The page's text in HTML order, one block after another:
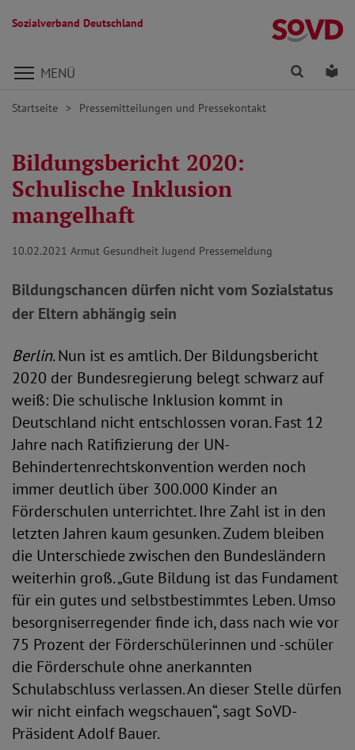
Sozialverband Deutschland
Direkt zu den Inhalten springen
MENÜ Finden
Startseite Pressemitteilungen und Pressekontakt
Bildungsbericht 2020:
Schulische Inklusion
mangelhaft
10.02.2021 Armut Gesundheit Jugend Pressemeldung
Bildungschancen dürfen nicht vom Sozialstatus
der Eltern abhängig sein
Berlin. Nun ist es amtlich. Der Bildungsbericht
2020 der Bundesregierung belegt schwarz auf
weiß: Die schulische Inklusion kommt in
Deutschland nicht entschlossen voran. Fast 12
Jahre nach Ratifizierung der UN-
Behindertenrechtskonvention werden noch
immer deutlich über 300.000 Kinder an
Förderschulen unterrichtet. Ihre Zahl ist in den
letzten Jahren kaum gesunken. Zudem bleiben
die Unterschiede zwischen den Bundesländern
weiterhin groß. „Gute Bildung ist das Fundament
für ein gutes und selbstbestimmtes Leben. Umso
besorgniserregender finde ich, dass nach wie vor
75 Prozent der Förderschülerinnen und -schüler
die Förderschule ohne anerkannten
Schulabschluss verlassen. An dieser Stelle dürfen
wir nicht einfach wegschauen“, sagt SoVD-
Präsident Adolf Bauer.